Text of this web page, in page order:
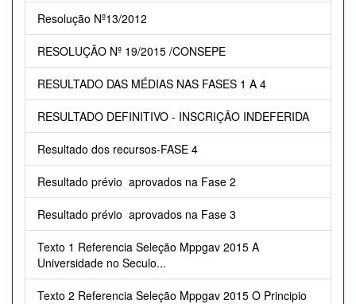
Resolução Nº13/2012
RESOLUÇÃO Nº 19/2015 /CONSEPE
RESULTADO DAS MÉDIAS NAS FASES 1 A 4
RESULTADO DEFINITIVO - INSCRIÇÃO INDEFERIDA
Resultado dos recursos-FASE 4
Resultado prévio  aprovados na Fase 2
Resultado prévio  aprovados na Fase 3
Texto 1 Referencia Seleção Mppgav 2015 A
Universidade no Seculo...
Texto 2 Referencia Seleção Mppgav 2015 O Principio